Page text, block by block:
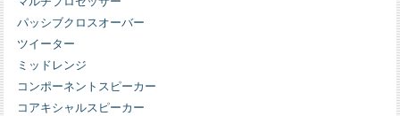
パッシブクロスオーバー
ツイーター
ミッドレンジ
コンポーネントスピーカー
コアキシャルスピーカー